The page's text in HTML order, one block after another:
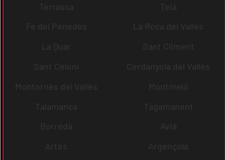
Terrassa
Teià
Fe del Penedès
La Roca del Vallès
La Quar
Sant Climent
Sant Celoni
Cerdanyola del Vallès
Montornès del Vallès
Montmeló
Talamanca
Tagamanent
Borredà
Avià
Artés
Argençola